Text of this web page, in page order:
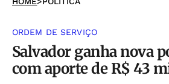
ORDEM DE SERVIÇO
Salvador ganha nova
com aporte de R$ 43